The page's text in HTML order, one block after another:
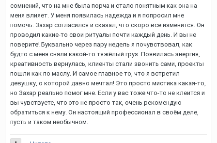
сомнений, что на мне была порча и стало понятным как она на
меня влияет. У меня появилась надежда и я попросил мне
помочь. Захар согласился и сказал, что скоро всё изменится. Он
проводил какие-то свои ритуалы почти каждый день. И вы не
поверите! Буквально через пару недель я почувствовал, как
будто с меня сняли какой-то тяжёлый груз. Появилась энергия,
креативность вернулась, клиенты стали звонить сами, проекты
пошли как по маслу. И самое главное то, что я встретил
девушку, о которой давно мечтал! Это просто мистика какая-то,
но Захар реально помог мне. Если у вас тоже что-то не клеится и
вы чувствуете, что это не просто так, очень рекомендую
обратиться к нему. Он настоящий профессионал в своём деле,
пусть и таком необычном.